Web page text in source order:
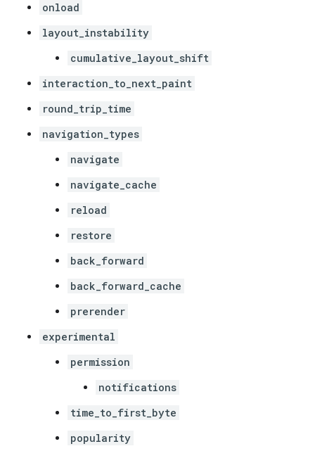
onload
layout_instability
cumulative_layout_shift
interaction_to_next_paint
round_trip_time
navigation_types
navigate
navigate_cache
reload
restore
back_forward
back_forward_cache
prerender
experimental
permission
notifications
time_to_first_byte
popularity